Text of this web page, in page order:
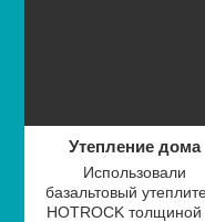
Утепление дома
Использовали
базальтовый
HOTROCK толщиной